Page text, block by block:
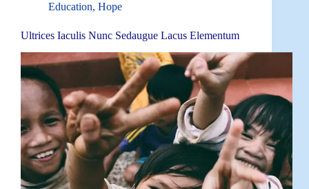
Education, Hope
Ultrices Iaculis Nunc Sedaugue Lacus Elementum